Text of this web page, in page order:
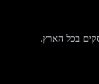
בכל הארץ.